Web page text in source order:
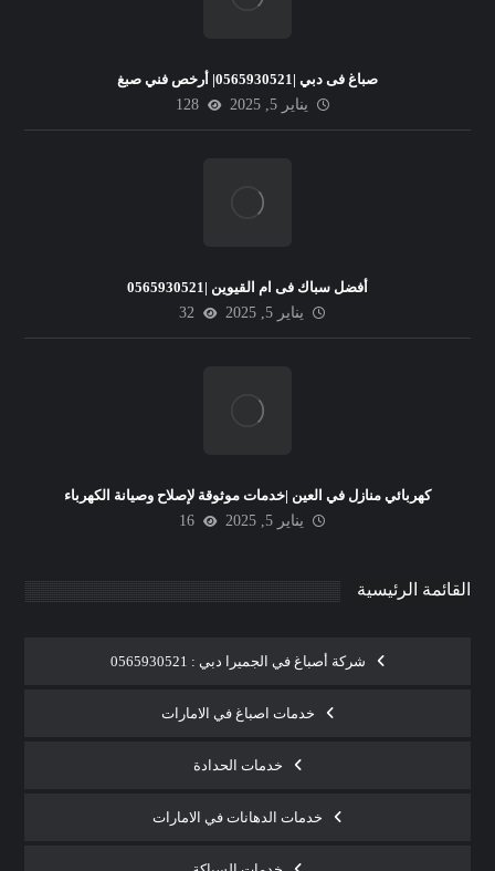
صباغ فى دبي |0565930521| أرخص فني صبغ
يناير 5, 2025
128
أفضل سباك فى ام القيوين |0565930521
يناير 5, 2025
32
كهربائي منازل في العين |خدمات موثوقة لإصلاح وصيانة الكهرباء
يناير 5, 2025
16
القائمة الرئيسية
شركة أصباغ في الجميرا دبي : 0565930521
خدمات اصباغ في الامارات
خدمات الحدادة
خدمات الدهانات في الامارات